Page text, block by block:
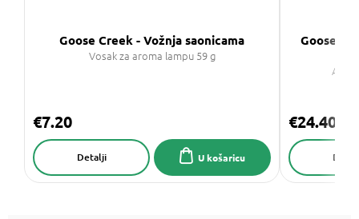
Goose Creek - Vožnja saonicama
Vosak za aroma lampu 59 g
€7.20
U košaricu
Detalji
Goose
€24.40